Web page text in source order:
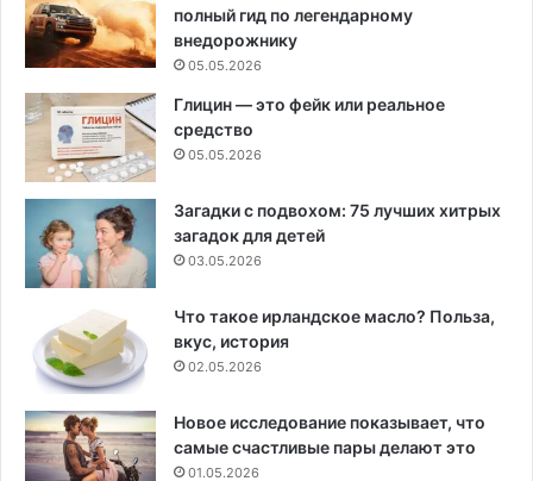
полный гид по легендарному
внедорожнику
05.05.2026
Глицин — это фейк или реальное
средство
05.05.2026
Загадки с подвохом: 75 лучших хитрых
загадок для детей
03.05.2026
Что такое ирландское масло? Польза,
вкус, история
02.05.2026
Новое исследование показывает, что
самые счастливые пары делают это
01.05.2026